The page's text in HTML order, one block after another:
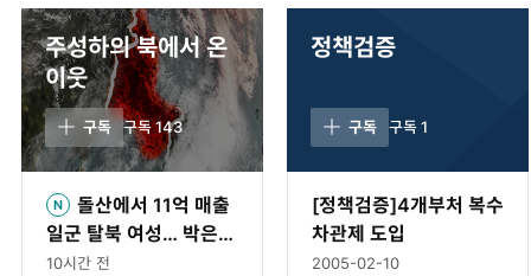
주성하의 북에서 온
이웃
구독 구독143
돌산에서 11억 매출
일군 탈북 여성… 박은숙
해오름푸드 대표의 인생
10시간 전
정책검증
구독 구독1
[정책검증]4개부처 복수
차관제 도입
2005-02-10